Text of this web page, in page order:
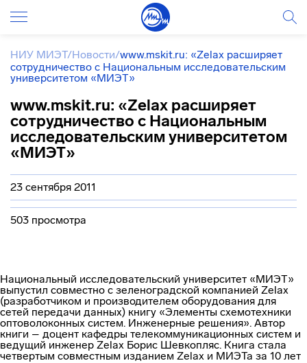
НИУ МИЭТ/Новости/www.mskit.ru: «Zelax расширяет
сотрудничество с Национальным исследовательским
университетом «МИЭТ»
www.mskit.ru: «Zelax расширяет
сотрудничество с Национальным
исследовательским университетом
«МИЭТ»
23 сентября 2011
503 просмотра
Национальный исследовательский университет «МИЭТ»
выпустил совместно с зеленоградской компанией Zelax
(разработчиком и производителем оборудования для
сетей передачи данных) книгу «Элементы схемотехники
оптоволоконных систем. Инженерные решения». Автор
книги – доцент кафедры телекоммуникационных систем и
ведущий инженер Zelax Борис Шевкопляс. Книга стала
четвертым совместным изданием Zelax и МИЭТа за 10 лет